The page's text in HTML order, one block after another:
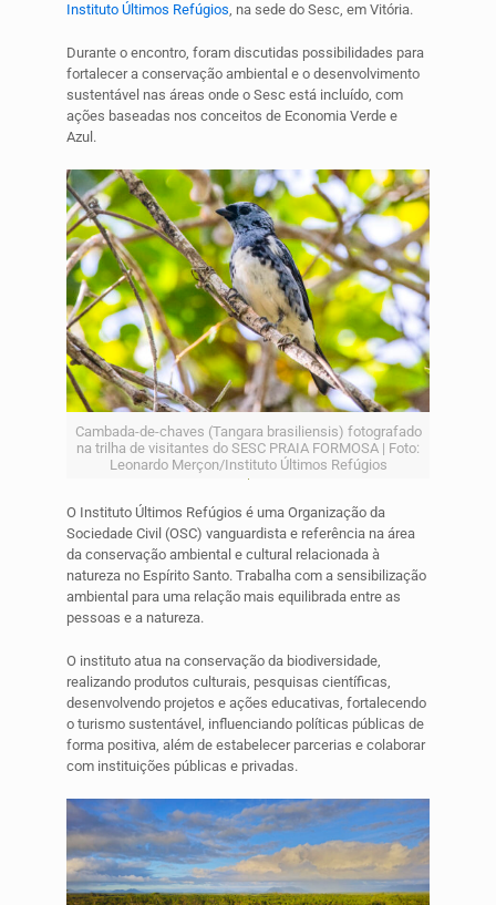
Instituto Últimos Refúgios, na sede do Sesc, em Vitória.
Durante o encontro, foram discutidas possibilidades para
fortalecer a conservação ambiental e o desenvolvimento
sustentável nas áreas onde o Sesc está incluído, com
ações baseadas nos conceitos de Economia Verde e
Azul.
Cambada-de-chaves (Tangara brasiliensis) fotografado
na trilha de visitantes do SESC PRAIA FORMOSA | Foto:
Leonardo Merçon/Instituto Últimos Refúgios
O Instituto Últimos Refúgios é uma Organização da
Sociedade Civil (OSC) vanguardista e referência na área
da conservação ambiental e cultural relacionada à
natureza no Espírito Santo. Trabalha com a sensibilização
ambiental para uma relação mais equilibrada entre as
pessoas e a natureza.
O instituto atua na conservação da biodiversidade,
realizando produtos culturais, pesquisas científicas,
desenvolvendo projetos e ações educativas, fortalecendo
o turismo sustentável, influenciando políticas públicas de
forma positiva, além de estabelecer parcerias e colaborar
com instituições públicas e privadas.